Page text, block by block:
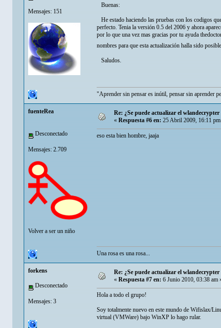
Mensajes: 151
Buenas:
He estado haciendo las pruebas con los codigos
perfecto. Tenia la versión 0.5 del 2006 y ahora
por lo que una vez mas gracias por tu ayuda
nombres para que esta actualización halla sido
Saludos.
"Aprender sin pensar es inútil, pensar sin aprender
fuenteRea
Desconectado
Mensajes: 2.709
Volver a ser un niño
Re: ¿Se puede actualizar el
«Respuesta #6 en:25 Abril 2009, 16:11
eso esta bien hombre, jaaja
Una rosa es una rosa...
forkens
Desconectado
Mensajes: 3
Re: ¿Se puede actualizar el
« Respuesta #7 en: 6 Junio 2010, 03:38 am
Hola a todo el grupo!
Soy totalmente nuevo en este mundo de Wifislax/
virtual (VMWare) bajo WinXP lo hago rular.